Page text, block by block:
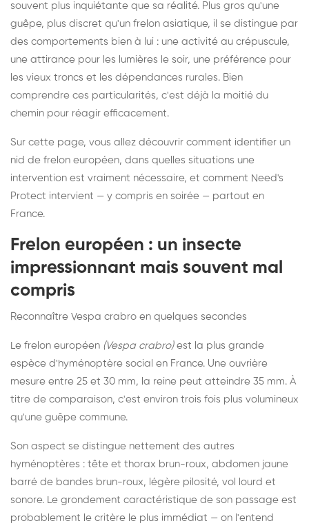
souvent plus inquiétante que sa réalité. Plus gros qu'une
guêpe, plus discret qu'un frelon asiatique, il se distingue par
des comportements bien à lui : une activité au crépuscule,
une attirance pour les lumières le soir, une préférence pour
les vieux troncs et les dépendances rurales. Bien
comprendre ces particularités, c'est déjà la moitié du
chemin pour réagir efficacement.
Sur cette page, vous allez découvrir comment identifier un
nid de frelon européen, dans quelles situations une
intervention est vraiment nécessaire, et comment Need's
Protect intervient — y compris en soirée — partout en
France.
Frelon européen : un insecte
impressionnant mais souvent mal
compris
Reconnaître Vespa crabro en quelques secondes
Le frelon européen (Vespa crabro)est la plus grande
espèce d'hyménoptère social en France. Une ouvrière
mesure entre 25 et 30 mm, la reine peut atteindre 35 mm. À
titre de comparaison, c'est environ trois fois plus volumineux
qu'une guêpe commune.
Son aspect se distingue nettement des autres
hyménoptères : tête et thorax brun-roux, abdomen jaune
barré de bandes brun-roux, légère pilosité, vol lourd et
sonore. Le grondement caractéristique de son passage est
probablement le critère le plus immédiat — on l'entend